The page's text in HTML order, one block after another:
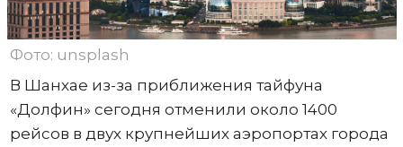
Фото: unsplash
В Шанхае из-за приближения тайфуна
«Долфин» сегодня отменили около 1400
рейсов в двух крупнейших аэропортах города